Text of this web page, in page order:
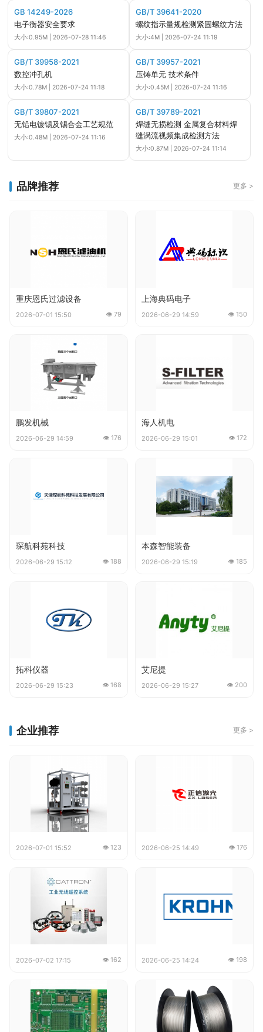
GB 14249-2026
电子衡器安全要求
大小:0.95M | 2026-07-28 11:46
GB/T 39641-2020
螺纹指示量规检测紧固螺纹方法
大小:4M | 2026-07-24 11:19
GB/T 39958-2021
数控冲孔机
大小:0.78M | 2026-07-24 11:18
GB/T 39957-2021
压铸单元 技术条件
大小:0.45M | 2026-07-24 11:16
GB/T 39807-2021
无铅电镀锡及锡合金工艺规范
大小:0.48M | 2026-07-24 11:16
GB/T 39789-2021
焊缝无损检测 金属复合材料焊
缝涡流视频集成检测方法
大小:0.87M | 2026-07-24 11:14
品牌推荐 更多 >
重庆恩氏过滤设备
2026-07-01 15:50 👁 79
上海典码电子
2026-06-29 14:59 👁 150
鹏发机械
2026-06-29 14:59 👁 176
海人机电
2026-06-29 15:01 👁 172
琛航科苑科技
2026-06-29 15:12 👁 188
本森智能装备
2026-06-29 15:19 👁 185
拓科仪器
2026-06-29 15:23 👁 168
艾尼提
2026-06-29 15:27 👁 200
企业推荐 更多 >
2026-07-01 15:52 👁 123 2026-06-25 14:49 👁 176
2026-07-02 17:15 👁 162 2026-06-25 14:24 👁 198